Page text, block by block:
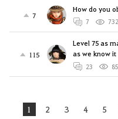
7
How do you
7 732
115
Level 75 as
as we know it
23
1 2 3 4 5